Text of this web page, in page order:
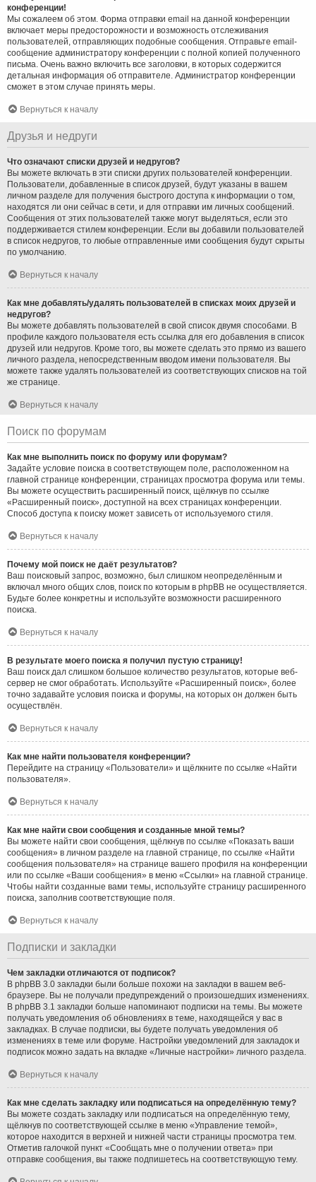
конференции!
Мы сожалеем об этом. Форма отправки email на данной конференции
включает меры предосторожности и возможность отслеживания
пользователей, отправляющих подобные сообщения. Отправьте email-
сообщение администратору конференции с полной копией полученного
письма. Очень важно включить все заголовки, в которых содержится
детальная информация об отправителе. Администратор конференции
сможет в этом случае принять меры.
Вернуться к началу
Друзья и недруги
Что означают списки друзей и недругов?
Вы можете включать в эти списки других пользователей конференции.
Пользователи, добавленные в список друзей, будут указаны в вашем
личном разделе для получения быстрого доступа к информации о том,
находятся ли они сейчас в сети, и для отправки им личных сообщений.
Сообщения от этих пользователей также могут выделяться, если это
поддерживается стилем конференции. Если вы добавили пользователей
в список недругов, то любые отправленные ими сообщения будут скрыты
по умолчанию.
Вернуться к началу
Как мне добавлять/удалять пользователей в списках моих друзей и
недругов?
Вы можете добавлять пользователей в свой список двумя способами. В
профиле каждого пользователя есть ссылка для его добавления в список
друзей или недругов. Кроме того, вы можете сделать это прямо из вашего
личного раздела, непосредственным вводом имени пользователя. Вы
можете также удалять пользователей из соответствующих списков на той
же странице.
Вернуться к началу
Поиск по форумам
Как мне выполнить поиск по форуму или форумам?
Задайте условие поиска в соответствующем поле, расположенном на
главной странице конференции, страницах просмотра форума или темы.
Вы можете осуществить расширенный поиск, щёлкнув по ссылке
«Расширенный поиск», доступной на всех страницах конференции.
Способ доступа к поиску может зависеть от используемого стиля.
Вернуться к началу
Почему мой поиск не даёт результатов?
Ваш поисковый запрос, возможно, был слишком неопределённым и
включал много общих слов, поиск по которым в phpBB не осуществляется.
Будьте более конкретны и используйте возможности расширенного
поиска.
Вернуться к началу
В результате моего поиска я получил пустую страницу!
Ваш поиск дал слишком большое количество результатов, которые веб-
сервер не смог обработать. Используйте «Расширенный поиск», более
точно задавайте условия поиска и форумы, на которых он должен быть
осуществлён.
Вернуться к началу
Как мне найти пользователя конференции?
Перейдите на страницу «Пользователи» и щёлкните по ссылке «Найти
пользователя».
Вернуться к началу
Как мне найти свои сообщения и созданные мной темы?
Вы можете найти свои сообщения, щёлкнув по ссылке «Показать ваши
сообщения» в личном разделе на главной странице, по ссылке «Найти
сообщения пользователя» на странице вашего профиля на конференции
или по ссылке «Ваши сообщения» в меню «Ссылки» на главной странице.
Чтобы найти созданные вами темы, используйте страницу расширенного
поиска, заполнив соответствующие поля.
Вернуться к началу
Подписки и закладки
Чем закладки отличаются от подписок?
В phpBB 3.0 закладки были больше похожи на закладки в вашем веб-
браузере. Вы не получали предупреждений о произошедших изменениях.
В phpBB 3.1 закладки больше напоминают подписки на темы. Вы можете
получать уведомления об обновлениях в теме, находящейся у вас в
закладках. В случае подписки, вы будете получать уведомления об
изменениях в теме или форуме. Настройки уведомлений для закладок и
подписок можно задать на вкладке «Личные настройки» личного раздела.
Вернуться к началу
Как мне сделать закладку или подписаться на определённую тему?
Вы можете создать закладку или подписаться на определённую тему,
щёлкнув по соответствующей ссылке в меню «Управление темой»,
которое находится в верхней и нижней части страницы просмотра тем.
Отметив галочкой пункт «Сообщать мне о получении ответа» при
отправке сообщения, вы также подпишетесь на соответствующую тему.